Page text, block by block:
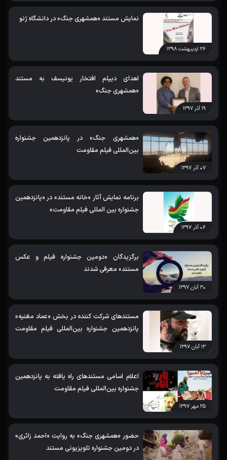
۲۶ اردیبهشت ۱۳۹۸
نمایش مستند «همشهری جنگ» در دانشگاه ژنو
۱۹ آذر ۱۳۹۷
اهدای دیپلم افتخار یونیسف به مستند
«همشهری جنگ»
۰۷ آذر ۱۳۹۷
«همشهری جنگ» در پانزدهمین جشنواره
بین‌المللی فیلم مقاومت
۰۶ آذر ۱۳۹۷
برنامه نمایش آثار «خانه مستند» در «پانزدهمین
جشنواره بین المللی فیلم مقاومت»
۳۰ آبان ۱۳۹۷
برگزیدگان «دومین جشنواره فیلم و عکس
مستند» معرفی شدند
۱۳ آبان ۱۳۹۷
مستندهای شرکت کننده در بخش «عماد مغنیه»
پانزدهمین جشنواره بین‌المللی فیلم مقاومت
۲۵ مهر ۱۳۹۷
اعلام اسامی مستندهای راه یافته به پانزدهمین
جشنواره بین‌المللی فیلم مقاومت
حضور «همشهری جنگ» به روایت «احمد زائری»
در دومین جشنواره تلویزیونی مستند